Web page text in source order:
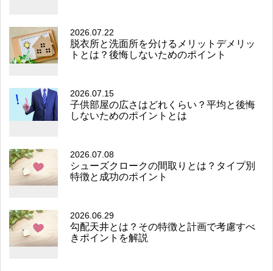
2026.07.22
脱衣所と洗面所を分けるメリットデメリッ
トとは？後悔しないためのポイント
2026.07.15
子供部屋の広さはどれくらい？平均と後悔
しないためのポイントとは
2026.07.08
シューズクロークの間取りとは？タイプ別
特徴と成功のポイント
2026.06.29
勾配天井とは？その特徴と計画で考慮すべ
きポイントを解説